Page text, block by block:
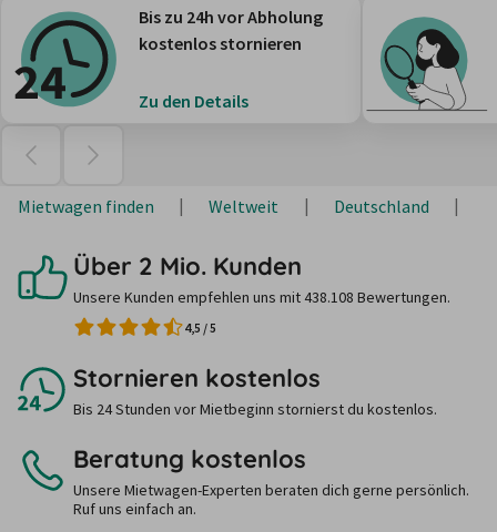
Bis zu 24h vor Abholung
kostenlos stornieren
Zu den Details
Mietwagen finden Weltweit Deutschland
Über 2 Mio. Kunden
Unsere Kunden empfehlen uns mit 438.108 Bewertungen.
4,5 /5
Stornieren kostenlos
Bis 24 Stunden vor Mietbeginn stornierst du kostenlos.
Beratung kostenlos
Unsere Mietwagen-Experten beraten dich gerne persönlich.
Ruf uns einfach an.